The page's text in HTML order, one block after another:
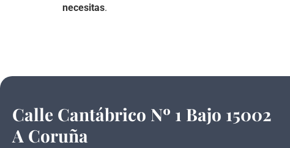
necesitas.
Calle Cantábrico Nº 1 Bajo 15002
A Coruña